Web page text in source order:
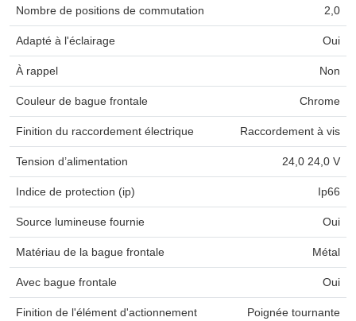
Nombre de positions de commutation 2,0
Adapté à l'éclairage Oui
À rappel Non
Couleur de bague frontale Chrome
Finition du raccordement électrique Raccordement à vis
Tension d’alimentation 24,0 24,0 V
Indice de protection (ip) Ip66
Source lumineuse fournie Oui
Matériau de la bague frontale Métal
Avec bague frontale Oui
Finition de l'élément d'actionnement
Poignée tournante